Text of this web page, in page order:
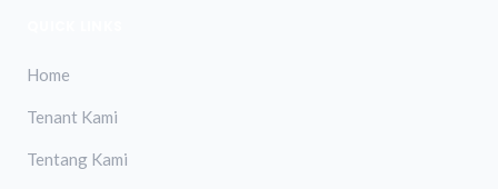
Home
Tenant Kami
Tentang Kami